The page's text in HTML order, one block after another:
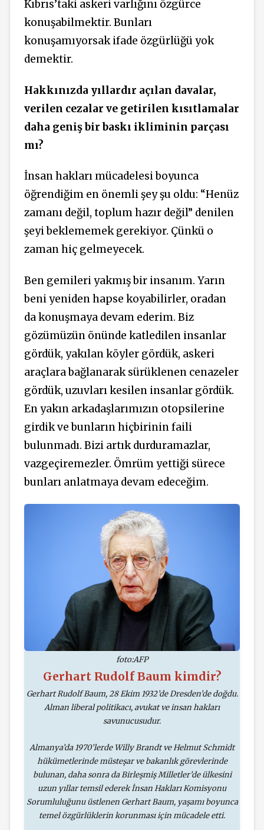
Kıbrıs’taki askeri varlığını özgürce
konuşabilmektir. Bunları
konuşamıyorsak ifade özgürlüğü yok
demektir.
Hakkınızda yıllardır açılan davalar,
verilen cezalar ve getirilen kısıtlamalar
daha geniş bir baskı ikliminin parçası
mı?
İnsan hakları mücadelesi boyunca
öğrendiğim en önemli şey şu oldu: “Henüz
zamanı değil, toplum hazır değil” denilen
şeyi beklememek gerekiyor. Çünkü o
zaman hiç gelmeyecek.
Ben gemileri yakmış bir insanım. Yarın
beni yeniden hapse koyabilirler, oradan
da konuşmaya devam ederim. Biz
gözümüzün önünde katledilen insanlar
gördük, yakılan köyler gördük, askeri
araçlara bağlanarak sürüklenen cenazeler
gördük, uzuvları kesilen insanlar gördük.
En yakın arkadaşlarımızın otopsilerine
girdik ve bunların hiçbirinin faili
bulunmadı. Bizi artık durduramazlar,
vazgeçiremezler. Ömrüm yettiği sürece
bunları anlatmaya devam edeceğim.
foto:AFP
Gerhart Rudolf Baum kimdir?
Gerhart Rudolf Baum, 28 Ekim 1932’de Dresden’de doğdu.
Alman liberal politikacı, avukat ve insan hakları
savunucusudur.
Almanya’da 1970’lerde Willy Brandt ve Helmut Schmidt
hükümetlerinde müsteşar ve bakanlık görevlerinde
bulunan, daha sonra da Birleşmiş Milletler’de ülkesini
uzun yıllar temsil ederek İnsan Hakları Komisyonu
Sorumluluğunu üstlenen Gerhart Baum, yaşamı boyunca
temel özgürlüklerin korunması için mücadele etti.